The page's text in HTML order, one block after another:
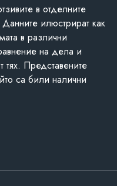
в отделните
илюстрират как
в различни
на дела и
тях. Представените
са били налични